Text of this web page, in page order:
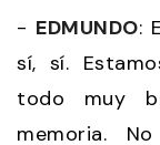
- EDMUNDO:
sí, sí.
todo muy
memoria.